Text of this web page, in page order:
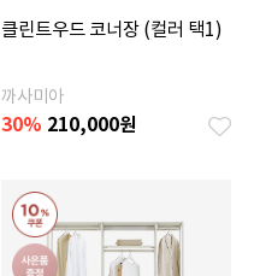
클린트우드 코너장 (컬러 택1)
까사미아
30% 210,000원